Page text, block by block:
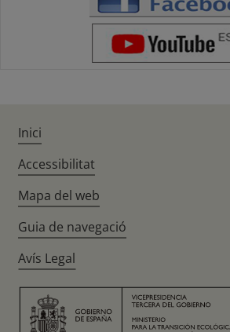
Inici
Accessibilitat
Mapa del web
Guia de navegació
Avís Legal